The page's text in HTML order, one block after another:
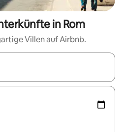
in Rom
Villen auf Airbnb.
sind, navigiere mit den